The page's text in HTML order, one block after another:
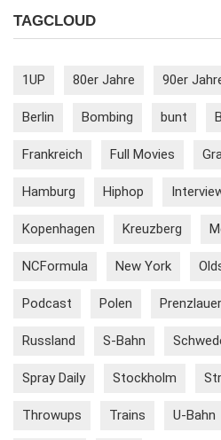
TAGCLOUD
1UP 80er Jahre 90er
Berlin Bombing bunt
Frankreich Full Movies
Hamburg Hiphop
Kopenhagen Kreuzberg
NCFormula New York
Podcast Polen
Russland S-Bahn
Spray Daily Stockholm
Throwups Trains U-Bahn